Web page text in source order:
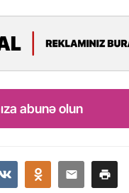
abunə olun